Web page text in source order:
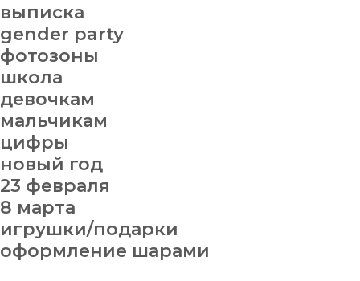
выписка
gender party
фотозоны
школа
девочкам
мальчикам
цифры
новый год
23 февраля
8 марта
игрушки/подарки
оформление шарами